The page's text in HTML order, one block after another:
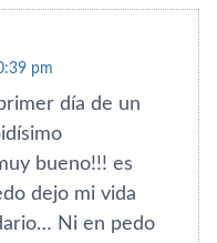
pm
dí­a de un
bueno!!! es
dejo mi vida
Ni en pedo